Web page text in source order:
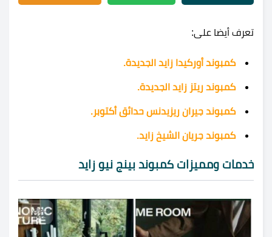
تعرف أيضا على:
كمبوند أوركيدا زايد الجديدة.
كمبوند ريتز زايد الجديدة.
كمبوند جيران ريزيدنس حدائق أكتوبر.
كمبوند جريان الشيخ زايد.
خدمات ومميزات كمبوند بينج نيو زايد